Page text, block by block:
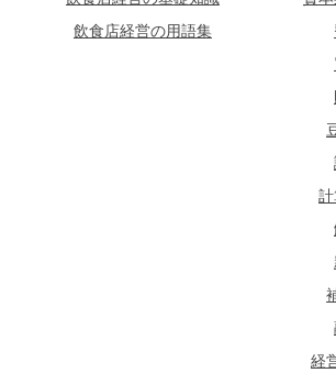
飲食店経営の用語集
経